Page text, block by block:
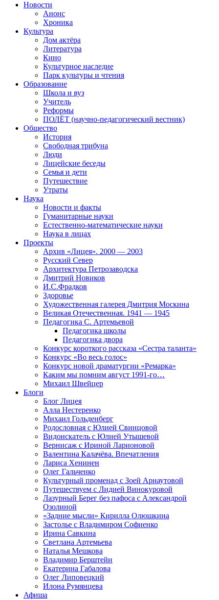
Новости
Анонс
Хроника
Культура
Дом актёра
Литература
Кино
Культурное наследие
Парк культуры и чтения
Образование
Школа и вуз
Учитель
Реформы
ПОЛЁТ (научно-педагогический вестник)
Общество
История
Свободная трибуна
Люди
Лицейские беседы
Семья и дети
Путешествие
Утраты
Наука
Новости и факты
Гуманитарные науки
Естественно-математические науки
Наука в лицах
Проекты
Архив «Лицея». 2000 — 2003
Русский Север
Архитектура Петрозаводска
Дмитрий Новиков
И.С.Фрадков
Здоровье
Художественная галерея Дмитрия Москина
Великая Отечественная. 1941 — 1945
Педагогика С. Артемьевой
Педагогика школы
Педагогика двора
Конкурс короткого рассказа «Сестра таланта»
Конкурс «Во весь голос»
Конкурс новой драматургии «Ремарка»
Каким мы помним август 1991-го…
Михаил Швейцер
Блоги
Блог Лицея
Алла Нестеренко
Михаил Гольденберг
Родословная с Юлией Свинцовой
Видоискатель с Юлией Утышевой
Вернисаж с Ириной Ларионовой
Валентина Калачёва. Впечатления
Лариса Хенинен
Олег Гальченко
Культурный променад с Зоей Арнаутовой
Путешествуем с Лидией Винокуровой
Лазурный Берег без пафоса с Александрой
Озолиной
«Задние мысли» Кирилла Олюшкина
Застолье с Владимиром Софиенко
Ирина Савкина
Светлана Артемьева
Наталья Мешкова
Владимир Берштейн
Екатерина Габалова
Олег Липовецкий
Илона Румянцева
Афиша